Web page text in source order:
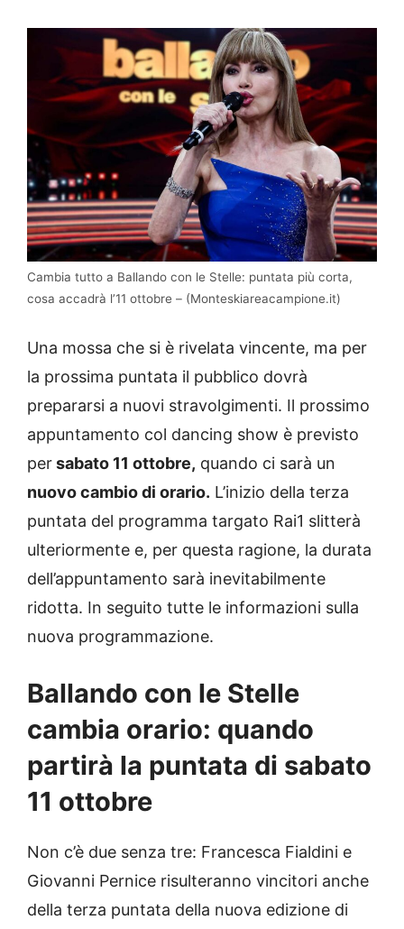
Cambia tutto a Ballando con le Stelle: puntata più corta,
cosa accadrà l’11 ottobre – (Monteskiareacampione.it)
Una mossa che si è rivelata vincente, ma per
la prossima puntata il pubblico dovrà
prepararsi a nuovi stravolgimenti. Il prossimo
appuntamento col dancing show è previsto
persabato 11 ottobre, quando ci sarà un
nuovo cambio di orario. L’inizio della terza
puntata del programma targato Rai1 slitterà
ulteriormente e, per questa ragione, la durata
dell’appuntamento sarà inevitabilmente
ridotta. In seguito tutte le informazioni sulla
nuova programmazione.
Ballando con le Stelle
cambia orario: quando
partirà la puntata di sabato
11 ottobre
Non c’è due senza tre: Francesca Fialdini e
Giovanni Pernice risulteranno vincitori anche
della terza puntata della nuova edizione di